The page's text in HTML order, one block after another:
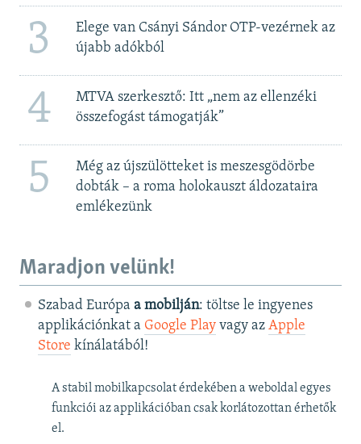
3
Elege van Csányi Sándor OTP-vezérnek az
újabb adókból
4
MTVA szerkesztő: Itt „nem az ellenzéki
összefogást támogatják”
5
Még az újszülötteket is meszesgödörbe
dobták – a roma holokauszt áldozataira
emlékezünk
Maradjon velünk!
Szabad Európa a mobilján: töltse le ingyenes
applikációnkat a Google Playvagy az Apple
Store kínálatából!
A stabil mobilkapcsolat érdekében a weboldal egyes
funkciói az applikációban csak korlátozottan érhetők
el.